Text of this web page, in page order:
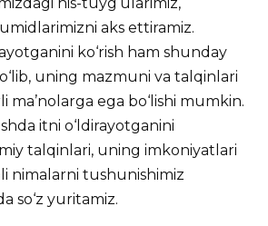
aks ettiramiz.
ko‘rish ham shunday
uning mazmuni va talqinlari
ma’nolarga ega bo‘lishi mumkin.
itni o‘ldirayotganini
talqinlari, uning imkoniyatlari
nimalarni tushunishimiz
so‘z yuritamiz.